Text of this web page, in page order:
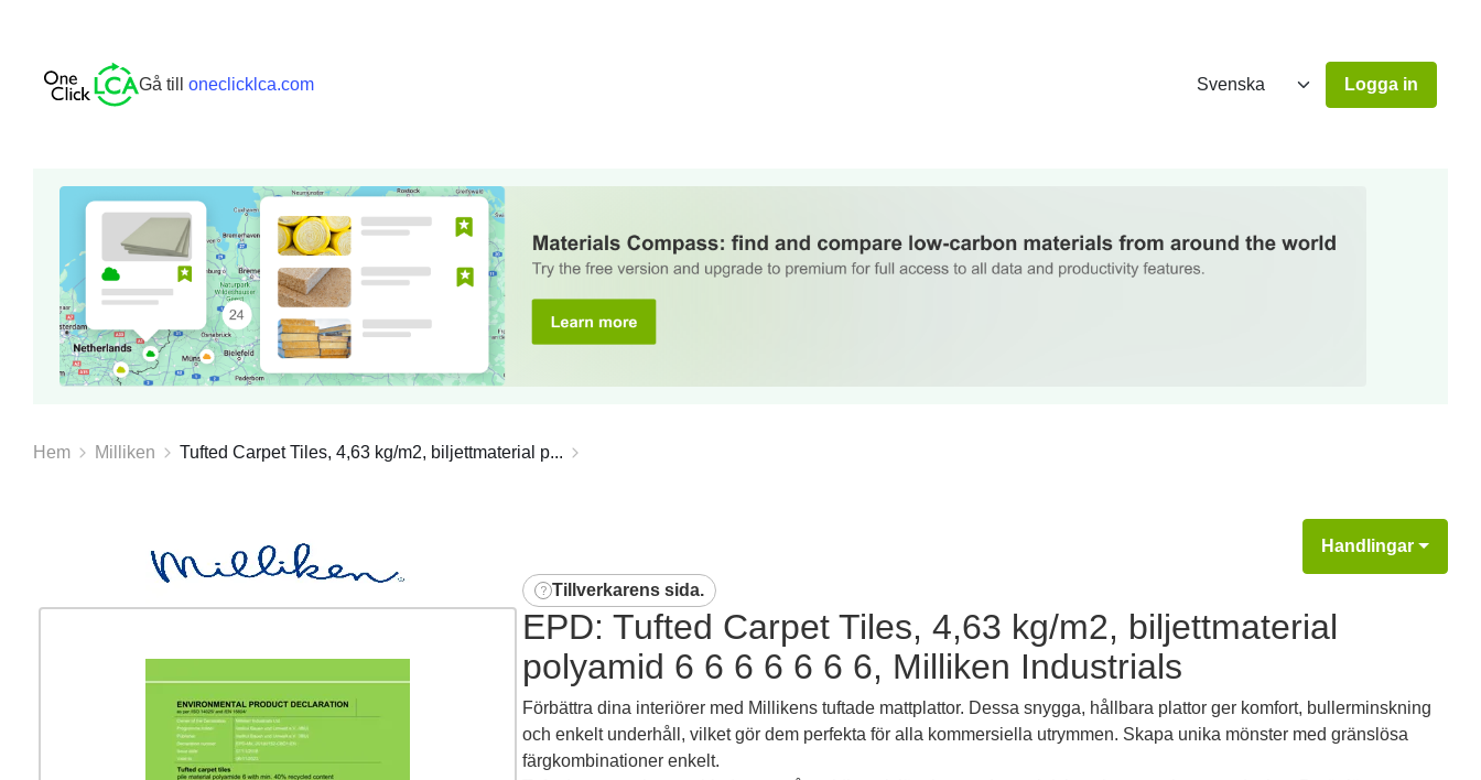
Gå till oneclicklca.com Logga in
Hem Milliken Tufted Carpet Tiles, 4,63 kg/m2, biljettmaterial p...
Handlingar
Tillverkarens sida.
EPD: Tufted Carpet Tiles, 4,63 kg/m2, biljettmaterial
polyamid 6 6 6 6 6 6 6, Milliken Industrials
Förbättra dina interiörer med Millikens tuftade mattplattor. Dessa snygga, hållbara plattor ger komfort, bullerminskning
och enkelt underhåll, vilket gör dem perfekta för alla kommersiella utrymmen. Skapa unika mönster med gränslösa
färgkombinationer enkelt.